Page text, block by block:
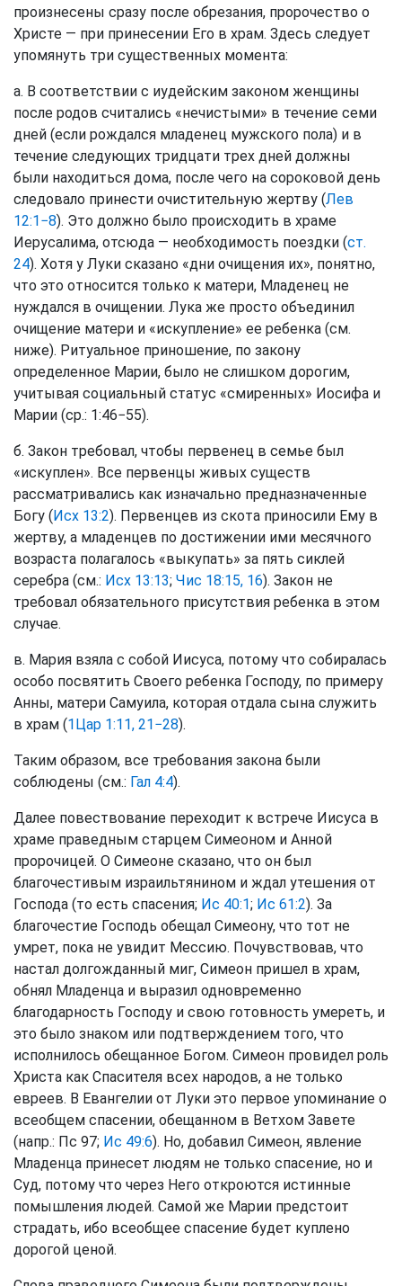
произнесены сразу после обрезания, пророчество о
Христе — при принесении Его в храм. Здесь следует
упомянуть три существенных момента:
а. В соответствии с иудейским законом женщины
после родов считались «нечистыми» в течение семи
дней (если рождался младенец мужского пола) и в
течение следующих тридцати трех дней должны
были находиться дома, после чего на сороковой день
следовало принести очистительную жертву (Лев
12:1−8). Это должно было происходить в храме
Иерусалима, отсюда — необходимость поездки (ст.
24). Хотя у Луки сказано «дни очищения их», понятно,
что это относится только к матери, Младенец не
нуждался в очищении. Лука же просто объединил
очищение матери и «искупление» ее ребенка (см.
ниже). Ритуальное приношение, по закону
определенное Марии, было не слишком дорогим,
учитывая социальный статус «смиренных» Иосифа и
Марии (ср.: 1:46−55).
б. Закон требовал, чтобы первенец в семье был
«искуплен». Все первенцы живых существ
рассматривались как изначально предназначенные
Богу (Исх 13:2). Первенцев из скота приносили Ему в
жертву, а младенцев по достижении ими месячного
возраста полагалось «выкупать» за пять сиклей
серебра (см.: Исх 13:13; Чис 18:15, 16). Закон не
требовал обязательного присутствия ребенка в этом
случае.
в. Мария взяла с собой Иисуса, потому что собиралась
особо посвятить Своего ребенка Господу, по примеру
Анны, матери Самуила, которая отдала сына служить
в храм (1Цар 1:11, 21−28).
Таким образом, все требования закона были
соблюдены (см.: Гал 4:4).
Далее повествование переходит к встрече Иисуса в
храме праведным старцем Симеоном и Анной
пророчицей. О Симеоне сказано, что он был
благочестивым израильтянином и ждал утешения от
Господа (то есть спасения; Ис 40:1; Ис 61:2). За
благочестие Господь обещал Симеону, что тот не
умрет, пока не увидит Мессию. Почувствовав, что
настал долгожданный миг, Симеон пришел в храм,
обнял Младенца и выразил одновременно
благодарность Господу и свою готовность умереть, и
это было знаком или подтверждением того, что
исполнилось обещанное Богом. Симеон провидел роль
Христа как Спасителя всех народов, а не только
евреев. В Евангелии от Луки это первое упоминание о
всеобщем спасении, обещанном в Ветхом Завете
(напр.: Пс 97; Ис 49:6). Но, добавил Симеон, явление
Младенца принесет людям не только спасение, но и
Суд, потому что через Него откроются истинные
помышления людей. Самой же Марии предстоит
страдать, ибо всеобщее спасение будет куплено
дорогой ценой.